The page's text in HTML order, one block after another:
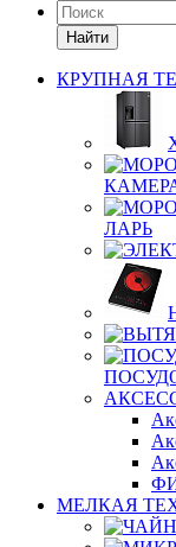
Найти
КРУПНАЯ
ЛАРЬ
МЕЛКАЯ